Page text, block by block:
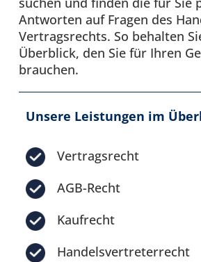
Antworten auf Fragen des
Vertragsrechts. So behalten
Überblick, den Sie für Ihren
brauchen.
Unsere Leistungen im
Vertragsrecht
AGB-Recht
Kaufrecht
Handelsvertreterrecht